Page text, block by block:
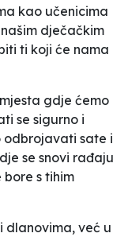
kao učenicima
dječačkim
ti koji će nama
gdje ćemo
se sigurno i
odbrojavati sate i
se snovi rađaju
s tihim
dlanovima, već u